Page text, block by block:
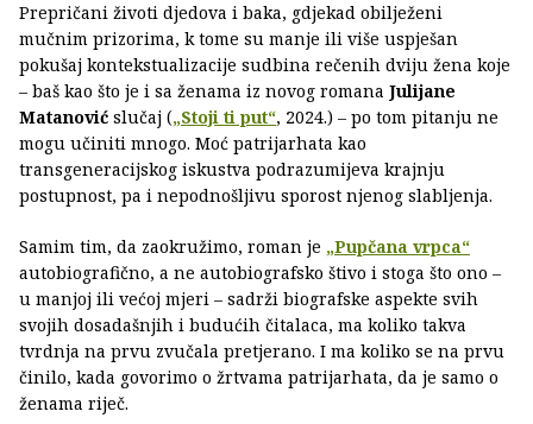
Prepričani životi djedova i baka, gdjekad obilježeni
mučnim prizorima, k tome su manje ili više uspješan
pokušaj kontekstualizacije sudbina rečenih dviju žena koje
– baš kao što je i sa ženama iz novog romana Julijane
Matanović slučaj („Stoji ti put“, 2024.) – po tom pitanju ne
mogu učiniti mnogo. Moć patrijarhata kao
transgeneracijskog iskustva podrazumijeva krajnju
postupnost, pa i nepodnošljivu sporost njenog slabljenja.
Samim tim, da zaokružimo, roman je „Pupčana vrpca“
autobiografično, a ne autobiografsko štivo i stoga što ono –
u manjoj ili većoj mjeri – sadrži biografske aspekte svih
svojih dosadašnjih i budućih čitalaca, ma koliko takva
tvrdnja na prvu zvučala pretjerano. I ma koliko se na prvu
činilo, kada govorimo o žrtvama patrijarhata, da je samo o
ženama riječ.